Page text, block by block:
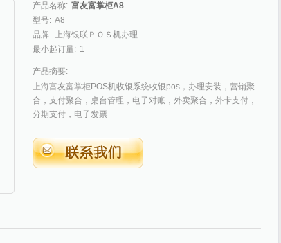
产品名称: 富友富掌柜A8
型号: A8
品牌:
上海银联ＰＯＳ机办理
最小起订量: 1
产品摘要:
上海富友富掌柜POS机收银系统收银pos，办理安装，营销聚
合，支付聚合，桌台管理，电子对账，外卖聚合，外卡支付，
分期支付，电子发票